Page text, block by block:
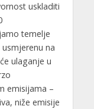
uskladiti
temelje
na
ulaganje u
emisijama –
niže emisije